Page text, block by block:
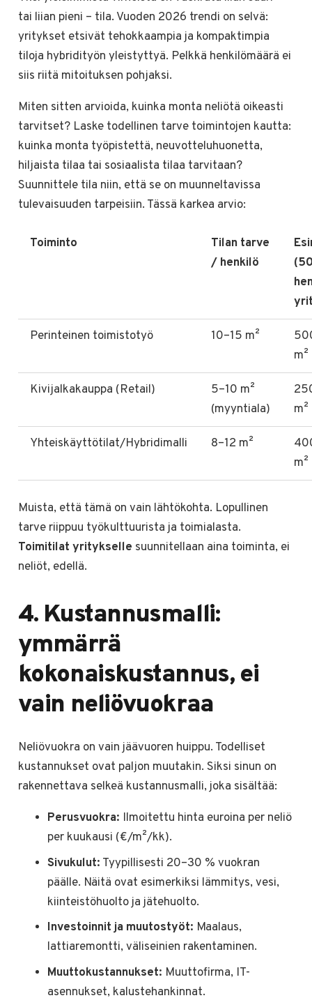
tai liian pieni – tila. Vuoden 2026 trendi on selvä:
yritykset etsivät tehokkaampia ja kompaktimpia
tiloja hybridityön yleistyttyä. Pelkkä henkilömäärä ei
siis riitä mitoituksen pohjaksi.
Miten sitten arvioida, kuinka monta neliötä oikeasti
tarvitset? Laske todellinen tarve toimintojen kautta:
kuinka monta työpistettä, neuvotteluhuonetta,
hiljaista tilaa tai sosiaalista tilaa tarvitaan?
Suunnittele tila niin, että se on muunneltavissa
tulevaisuuden tarpeisiin. Tässä karkea arvio:
Toiminto
Tilan tarve
/ henkilö
Perinteinen toimistotyö 10–15 m²
m²
Kivijalkakauppa (Retail)
5–10 m²
(myyntiala)
m²
Yhteiskäyttötilat/Hybridimalli 8–12 m²
m²
Muista, että tämä on vain lähtökohta. Lopullinen
tarve riippuu työkulttuurista ja toimialasta.
Toimitilat yritykselle suunnitellaan aina toiminta, ei
neliöt, edellä.
4. Kustannusmalli:
ymmärrä
kokonaiskustannus, ei
vain neliövuokraa
Neliövuokra on vain jäävuoren huippu. Todelliset
kustannukset ovat paljon muutakin. Siksi sinun on
rakennettava selkeä kustannusmalli, joka sisältää:
Perusvuokra: Ilmoitettu hinta euroina per neliö
per kuukausi (€/m²/kk).
Sivukulut: Tyypillisesti 20–30 % vuokran
päälle. Näitä ovat esimerkiksi lämmitys, vesi,
kiinteistöhuolto ja jätehuolto.
Investoinnit ja muutostyöt: Maalaus,
lattiaremontti, väliseinien rakentaminen.
Muuttokustannukset: Muuttofirma, IT-
asennukset, kalustehankinnat.